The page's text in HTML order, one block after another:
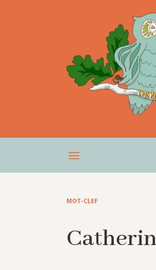
MOT-CLEF